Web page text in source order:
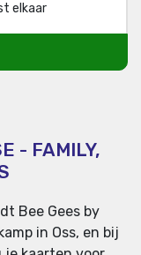
elkaar
- FAMILY,
Bee Gees by
in Oss, en bij